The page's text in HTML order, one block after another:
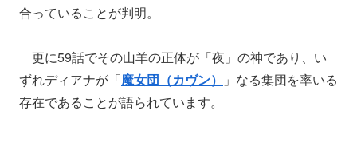
合っていることが判明。
更に59話でその山羊の正体が「夜」の神であり、い
ずれディアナが「魔女団（カヴン）
」なる集団を率いる
存在であることが語られています。